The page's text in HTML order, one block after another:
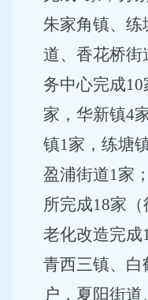
朱家角镇、
道、香花桥街
务中心完成
家，华新镇4
镇1家，练塘
盈浦街道1家
所完成18家
老化改造完成
青西三镇、白
户，夏阳街道